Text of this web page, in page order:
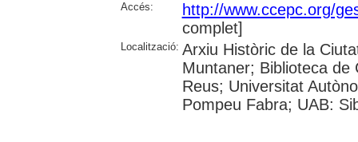
Accés:
http://www.ccepc.org/
complet]
Localització: Arxiu Històric de la
Muntaner; Biblioteca de
Reus; Universitat
Pompeu Fabra; UAB: